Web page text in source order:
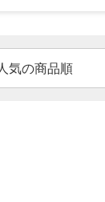
人気の商品順